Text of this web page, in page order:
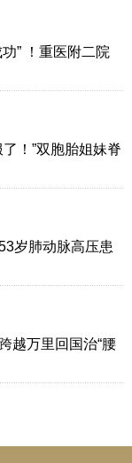
” ！重医附二院
”
！”双胞胎姐妹脊
岁肺动脉高压患
越万里回国治“腰